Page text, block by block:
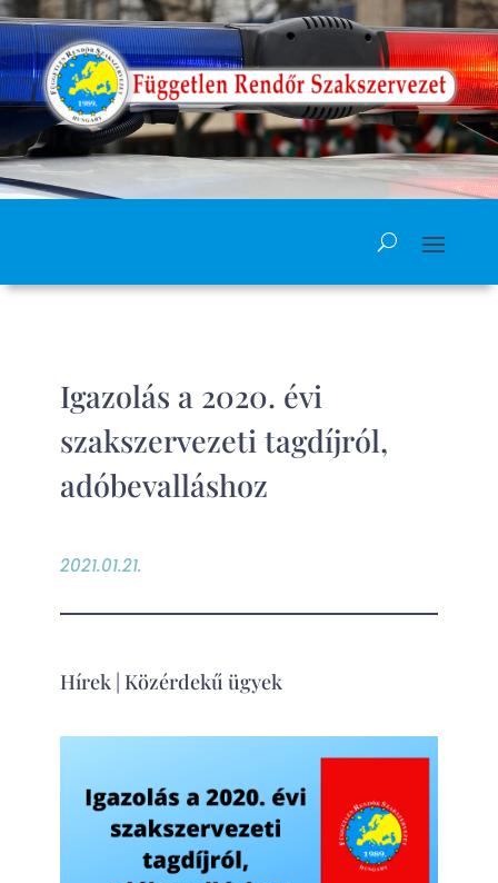
Igazolás a 2020. évi
szakszervezeti tagdíjról,
adóbevalláshoz
2021.01.21.
Hírek| Közérdekű ügyek